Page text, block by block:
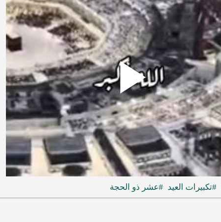
Play
Video
#تكبيرات العيد #عشر ذو الحجة